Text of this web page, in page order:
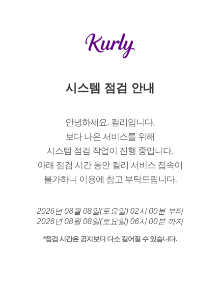
시스템 점검 안내
안녕하세요. 컬리입니다.
보다 나은 서비스를 위해
시스템 점검 작업이 진행 중입니다.
아래 점검 시간 동안 컬리 서비스 접속이
불가하니 이용에 참고 부탁드립니다.
2026년 08월 08일(토요일) 02시 00분 부터
2026년 08월 08일(토요일) 06시 00분 까지
*점검 시간은 공지보다 다소 길어질 수 있습니다.